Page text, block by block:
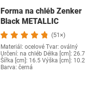
Forma na chléb Zenker
Black METALLIC
(51×)
Materiál: ocelové Tvar: oválný
Určení: na chléb Délka [cm]: 26.7
Šířka [cm]: 16.5 Výška [cm]: 10.2
Barva: černá